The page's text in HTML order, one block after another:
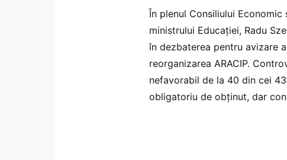
În plenul Consiliului
ministrului Educației, Radu
în dezbaterea pentru avizare
reorganizarea ARACIP.
nefavorabil de la 40 din cei
obligatoriu de obținut, dar